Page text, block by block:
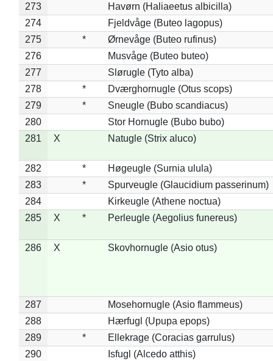
273
Havørn (Haliaeetus albicilla)
274
Fjeldvåge (Buteo lagopus)
275
*
Ørnevåge (Buteo rufinus)
276
Musvåge (Buteo buteo)
277
Slørugle (Tyto alba)
278
*
Dværghornugle (Otus scops)
279
*
Sneugle (Bubo scandiacus)
280
Stor Hornugle (Bubo bubo)
281
X Natugle (Strix aluco)
282 *
Høgeugle (Surnia ulula)
283
*
Spurveugle (Glaucidium passerinum)
284
Kirkeugle (Athene noctua)
285
X * Perleugle (Aegolius funereus)
286 X Skovhornugle (Asio otus)
287
Mosehornugle (Asio flammeus)
288
Hærfugl (Upupa epops)
289
*
Ellekrage (Coracias garrulus)
290
Isfugl (Alcedo atthis)